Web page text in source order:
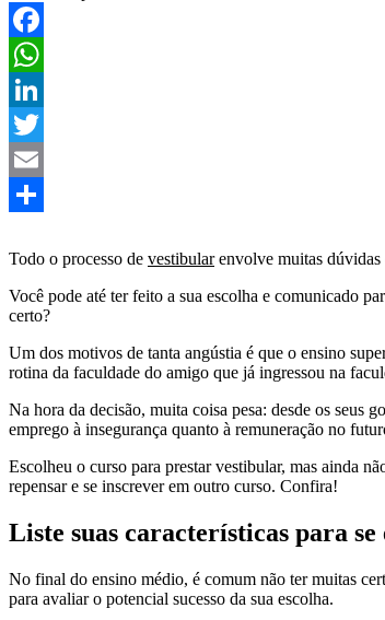
Facebook
WhatsApp
LinkedIn
Twitter
Email
Todo o processo de vestibularenvolve muitas dúvidas
Você pode até ter feito a sua escolha e comunicado
certo?
Um dos motivos de tanta angústia é que o ensino
rotina da faculdade do amigo que já ingressou na
Na hora da decisão, muita coisa pesa: desde os seus
emprego à insegurança quanto à remuneração no
Escolheu o curso para prestar vestibular, mas ainda
repensar e se inscrever em outro curso. Confira!
Liste suas características para se
No final do ensino médio, é comum não ter muitas
para avaliar o potencial sucesso da sua escolha.